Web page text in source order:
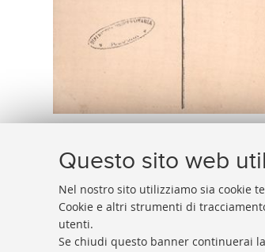
Questo sito web
Nel nostro sito utilizziamo sia cookie
Cookie e altri strumenti di
utenti.
Se chiudi questo banner continuerai
BIBLIOTECA